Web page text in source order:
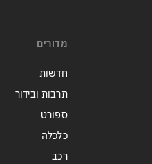
מדורים
חדשות
תרבות ובידור
ספורט
כלכלה
רכב